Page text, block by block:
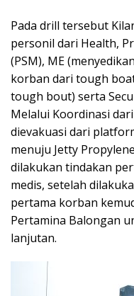
Pada drill tersebut
personil dari Health,
(PSM), ME
korban dari tough
tough bout) serta
Melalui Koordinasi
dievakuasi dari
menuju Jetty
dilakukan tindakan
medis, setelah
pertama korban
Pertamina Balongan
lanjutan.